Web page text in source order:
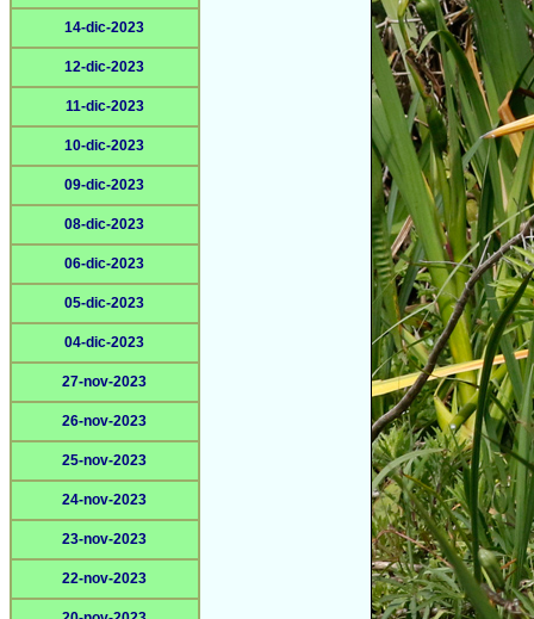
14-dic-2023
12-dic-2023
11-dic-2023
10-dic-2023
09-dic-2023
08-dic-2023
06-dic-2023
05-dic-2023
04-dic-2023
27-nov-2023
26-nov-2023
25-nov-2023
24-nov-2023
23-nov-2023
22-nov-2023